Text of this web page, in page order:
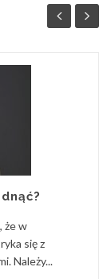
że w
się z
Należy...